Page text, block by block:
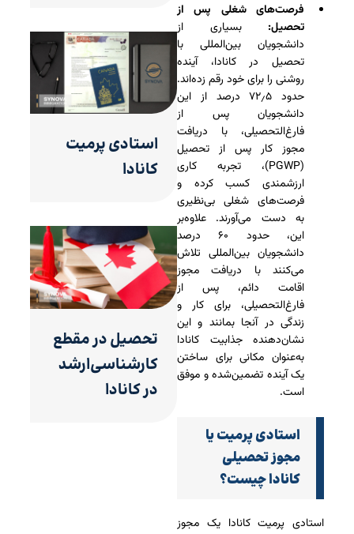
فرصت‌های شغلی پس از
تحصیل: بسیاری از
دانشجویان بین‌المللی با
تحصیل در کانادا، آینده
روشنی را برای خود رقم زده‌اند.
حدود ۷۲٫۵ درصد از این
دانشجویان پس از
فارغ‌التحصیلی، با دریافت
مجوز کار پس از تحصیل
(PGWP)، تجربه کاری
ارزشمندی کسب کرده و
فرصت‌های شغلی بی‌نظیری
به دست می‌آورند. علاوه‌بر
این، حدود ۶۰ درصد
دانشجویان بین‌المللی تلاش
می‌کنند با دریافت مجوز
اقامت دائم، پس از
فارغ‌التحصیلی، برای کار و
زندگی در آنجا بمانند و این
نشان‌دهنده جذابیت کانادا
به‌عنوان مکانی برای ساختن
یک آینده تضمین‌شده و موفق
است.
استادی پرمیت یا
مجوز تحصیلی
کانادا چیست؟
استادی پرمیت کانادا یک مجوز
استادی پرمیت
کانادا
تحصیل در مقطع
کارشناسی‌ارشد
در کانادا